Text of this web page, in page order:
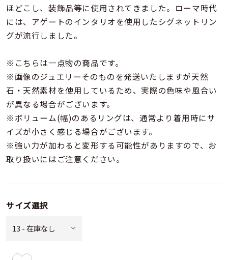
メンズ
リングサイズ
～
価格 ¥0
在庫 在庫ありのみ
ほどこし、装飾品等に使用されてきました。ローマ時代
には、アゲートのインタリオを使用したシグネットリン
グが流行しました。
※こちらは一点物の商品です。
※画像のジュエリーそのものを発送いたしますが天然
石・天然素材を使用しているため、実際の色味や風合い
が異なる場合がございます。
※ボリューム(幅)のあるリングは、通常より着用時にサ
イズが小さく感じる場合がございます。
※強い力が加わると変形する可能性がありますので、お
取り扱いにはご注意ください。
サイズ選択